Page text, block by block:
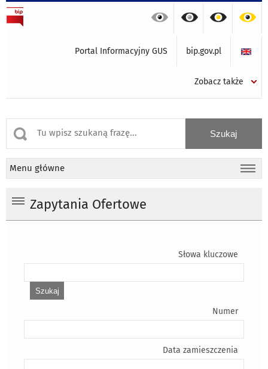
Portal Informacyjny GUS bip.gov.pl
Zobacz także
Menu główne
Zapytania Ofertowe
Słowa kluczowe
Numer
Data zamieszczenia